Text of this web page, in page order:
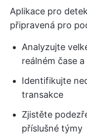
Aplikace pro
připravená pro
Analyzujte
reálném čase
Identifikujte
transakce
Zjistěte
příslušné týmy